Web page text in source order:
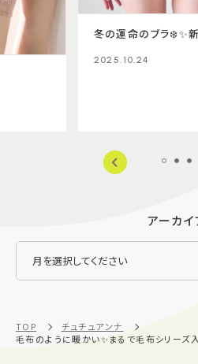
冬の運命のブラ❄️✨
2025.10.24
アーカイ
TOP
チュチュアンナ
毛布のように暖かい✨まるで毛布シリーズ入